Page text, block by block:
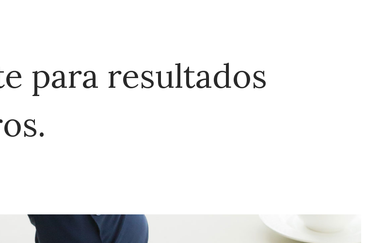
para resultados